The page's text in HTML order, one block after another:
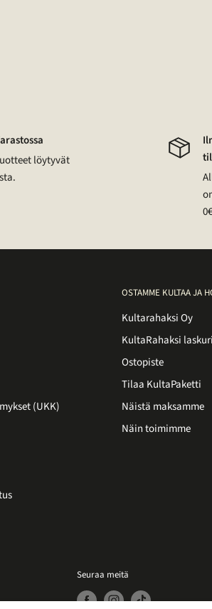
löytyvät
(UKK)
OSTAMME KULTAA JA
Kultarahaksi Oy
KultaRahaksi laskuri
Ostopiste
Tilaa KultaPaketti
Näistä maksamme
Näin toimimme
Seuraa meitä